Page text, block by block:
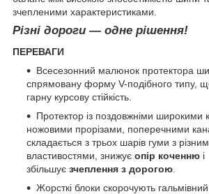
зчепленими характеристиками.
Різні дороги — одне рішення!
ПЕРЕВАГИ
Всесезонний малюнок протектора
спрямовану форму V-подібного типу,
гарну курсову стійкість.
Протектор із поздовжніми широкими
ножовими прорізами, поперечними
складається з трьох шарів гуми з
властивостями, знижує опір коченню і
збільшує зчеплення з дорогою
Жорсткі блоки скорочують